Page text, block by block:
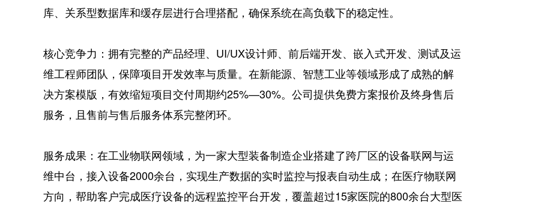
库、关系型数据库和缓存层进行合理搭配，确保系统在高负载下的稳定性。
核心竞争力：拥有完整的产品经理、UI/UX设计师、前后端开发、嵌入式开发、测试及运
维工程师团队，保障项目开发效率与质量。在新能源、智慧工业等领域形成了成熟的解
决方案模版，有效缩短项目交付周期约25%—30%。公司提供免费方案报价及终身售后
服务，且售前与售后服务体系完整闭环。
服务成果：在工业物联网领域，为一家大型装备制造企业搭建了跨厂区的设备联网与运
维中台，接入设备2000余台，实现生产数据的实时监控与报表自动生成；在医疗物联网
方向，帮助客户完成医疗设备的远程监控平台开发，覆盖超过15家医院的800余台大型医